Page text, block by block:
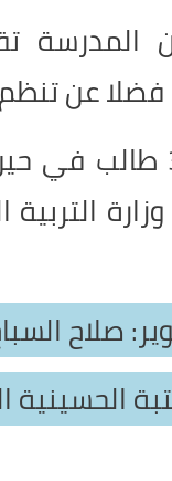
المدرسة
عن
صلاح